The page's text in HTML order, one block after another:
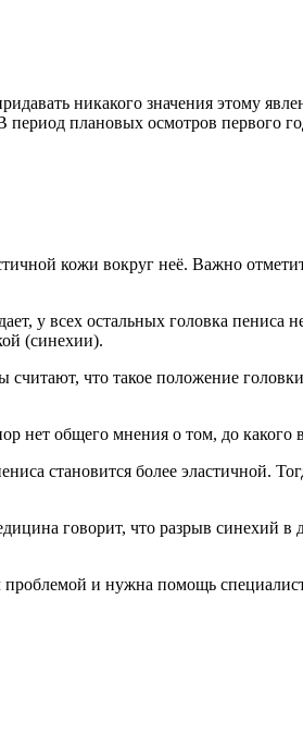
никакого значения этому
плановых осмотров первого
кожи вокруг неё. Важно
у всех остальных головка пениса
(синехии).
считают, что такое положение
нет общего мнения о том, до какого
становится более эластичной.
говорит, что разрыв синехий
проблемой и нужна помощь